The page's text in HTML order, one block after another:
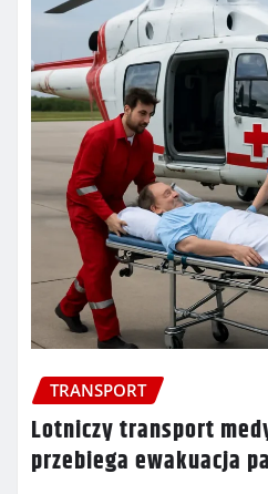
TRANSPORT
Lotniczy transport
przebiega ewakuacja